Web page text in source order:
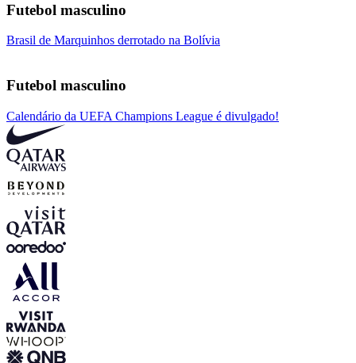
Futebol masculino
Brasil de Marquinhos derrotado na Bolívia
Futebol masculino
Calendário da UEFA Champions League é divulgado!